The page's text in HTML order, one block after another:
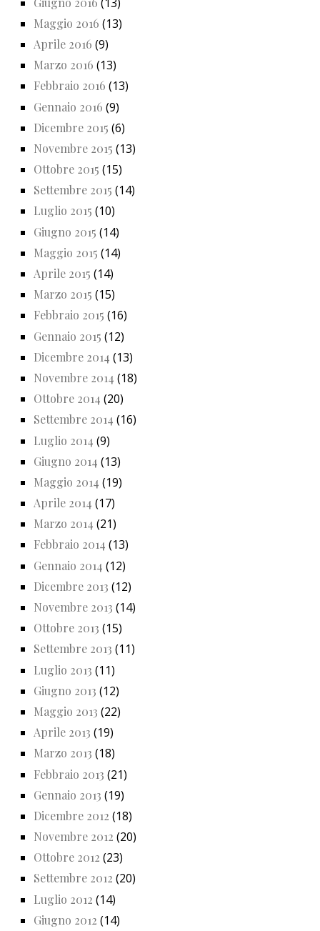
Maggio 2016 (13)
Aprile 2016 (9)
Marzo 2016 (13)
Febbraio 2016 (13)
Gennaio 2016 (9)
Dicembre 2015 (6)
Novembre 2015 (13)
Ottobre 2015 (15)
Settembre 2015 (14)
Luglio 2015 (10)
Giugno 2015 (14)
Maggio 2015 (14)
Aprile 2015 (14)
Marzo 2015 (15)
Febbraio 2015 (16)
Gennaio 2015 (12)
Dicembre 2014 (13)
Novembre 2014 (18)
Ottobre 2014 (20)
Settembre 2014 (16)
Luglio 2014 (9)
Giugno 2014 (13)
Maggio 2014 (19)
Aprile 2014 (17)
Marzo 2014 (21)
Febbraio 2014 (13)
Gennaio 2014 (12)
Dicembre 2013 (12)
Novembre 2013 (14)
Ottobre 2013 (15)
Settembre 2013 (11)
Luglio 2013 (11)
Giugno 2013 (12)
Maggio 2013 (22)
Aprile 2013 (19)
Marzo 2013 (18)
Febbraio 2013 (21)
Gennaio 2013 (19)
Dicembre 2012 (18)
Novembre 2012 (20)
Ottobre 2012 (23)
Settembre 2012 (20)
Luglio 2012 (14)
Giugno 2012 (14)